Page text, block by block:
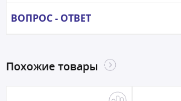
ВОПРОС - ОТВЕТ
Похожие товары